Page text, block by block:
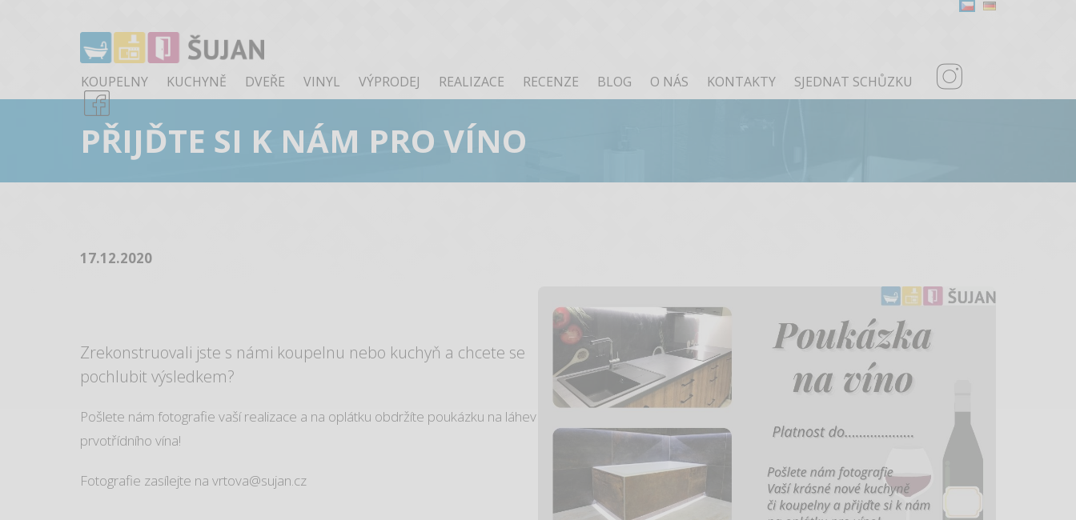
KOUPELNY KUCHYNĚ DVEŘE VINYL VÝPRODEJ REALIZACE RECENZE BLOG O NÁS KONTAKTY SJEDNAT SCHŮZKU
PŘIJĎTE SI K NÁM PRO VÍNO
17.12.2020
Zrekonstruovali jste s námi koupelnu nebo kuchyň a chcete se
pochlubit výsledkem?
Pošlete nám fotografie vaší realizace a na oplátku obdržíte poukázku na láhev
prvotřídního vína!
Fotografie zasílejte na vrtova@sujan.cz